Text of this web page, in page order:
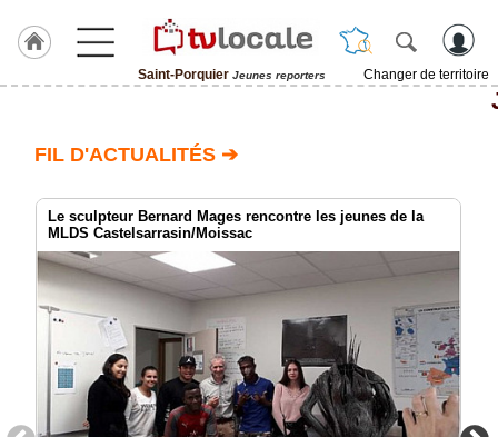
Saint-Porquier Jeunes reporters
Changer de territoire
Saint-
Porquier
TvLocale
France
RUBRIQUES
Agenda
FIL D'ACTUALITÉS ➔
Le sculpteur Bernard Mages rencontre les jeunes de la
MLDS Castelsarrasin/Moissac